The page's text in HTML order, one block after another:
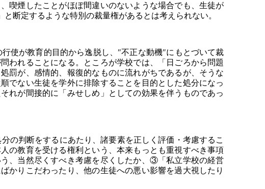
喫煙したことがほぽ間違いのないような場合でも、生徒が
断定するような特別の裁量権があるとは考えられない。
使が教育的目的から逸脱し、″不正な動機″にもとづいて裁
われることになる。ところが学校では、「日ごろから問題
罰が、感情的、報復的なものに流れがちであるが、そうな
でない生徒を学外に排除することを目的とした処分になっ
れが間接的に「みせしめ」としての効果を伴うものであっ
判断をするにあたり、諸要素を正しく評価・考慮するこ
の教育を受ける権利という、本来もっとも重視すべき事項
、当然尽くすべき考慮を尽くしたか、③「私立学校の経営
かりこだわったり、他の生徒への悪い影響を過大視したり